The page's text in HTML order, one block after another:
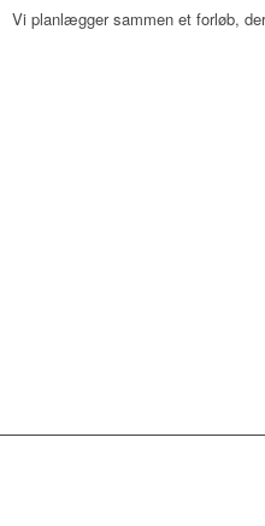
Vi planlægger sammen et forløb,